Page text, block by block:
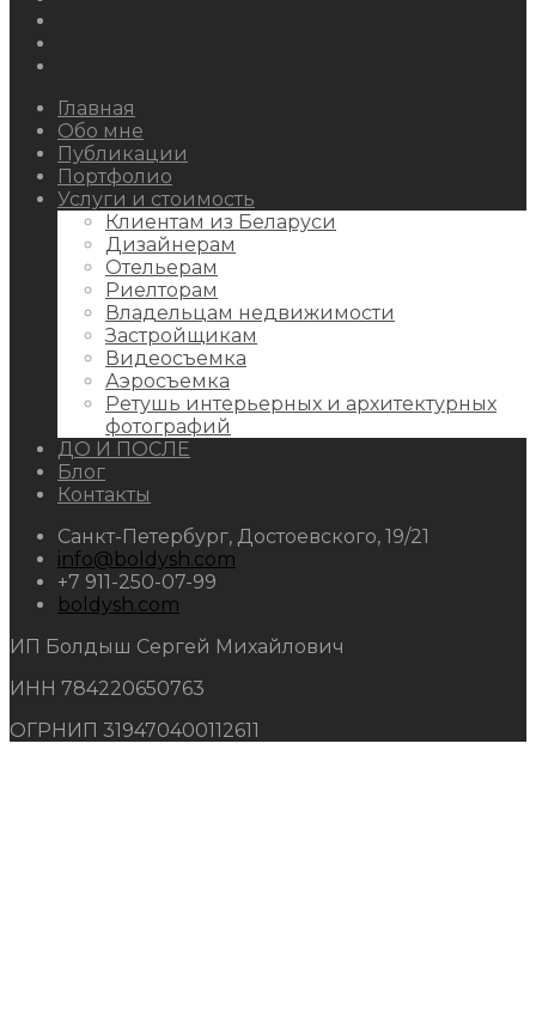
Главная
Обо мне
Публикации
Портфолио
Услуги и стоимость
Клиентам из Беларуси
Дизайнерам
Отельерам
Риелторам
Владельцам недвижимости
Застройщикам
Видеосъемка
Аэросъемка
Ретушь интерьерных и архитектурных
фотографий
ДО И ПОСЛЕ
Блог
Контакты
Санкт-Петербург, Достоевского, 19/21
info@boldysh.com
+7 911-250-07-99
boldysh.com
ИП Болдыш Сергей Михайлович
ИНН 784220650763
ОГРНИП 319470400112611